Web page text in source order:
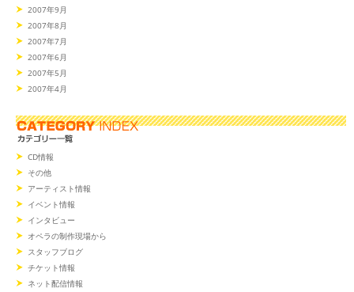
2007年9月
2007年8月
2007年7月
2007年6月
2007年5月
2007年4月
CD情報
その他
アーティスト情報
イベント情報
インタビュー
オペラの制作現場から
スタッフブログ
チケット情報
ネット配信情報